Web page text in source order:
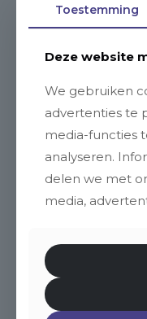
Toestemming
Deze website
We gebruiken
advertenties te
media-functies
analyseren.
delen we met
media,